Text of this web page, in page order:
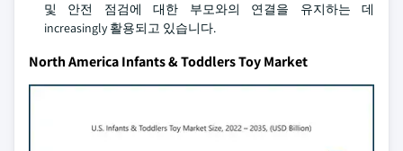
및 안전 점검에 대한 부모와의 연결을 유지하는 데
increasingly 활용되고 있습니다.
North America Infants & Toddlers Toy Market